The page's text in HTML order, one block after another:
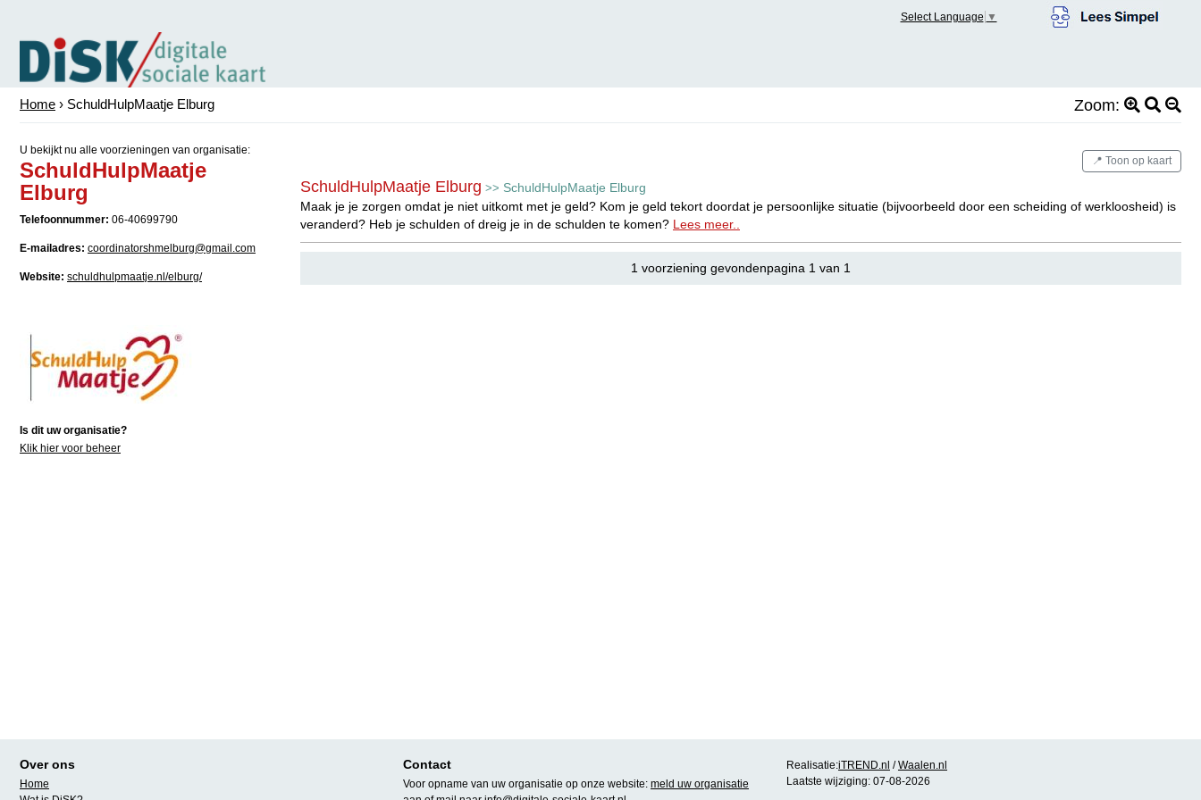
Select Language ▼
Home › SchuldHulpMaatje Elburg Zoom:
U bekijkt nu alle voorzieningen van organisatie:
SchuldHulpMaatje
Elburg
Telefoonnummer: 06-40699790
E-mailadres: coordinatorshmelburg@gmail.com
Website: schuldhulpmaatje.nl/elburg/
Is dit uw organisatie?
Klik hier voor beheer
📍 Toon op kaart
SchuldHulpMaatje Elburg >> SchuldHulpMaatje Elburg
Maak je je zorgen omdat je niet uitkomt met je geld? Kom je geld tekort doordat je persoonlijke situatie (bijvoorbeeld door een scheiding of werkloosheid) is
veranderd? Heb je schulden of dreig je in de schulden te komen? Lees meer..
1 voorziening gevondenpagina 1 van 1
Over ons
Home
Contact
Voor opname van uw organisatie op onze website: meld uw organisatie
Realisatie:iTREND.nl /Waalen.nl
Laatste wijziging: 07-08-2026